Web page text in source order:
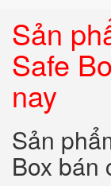
Sản
Safe
nay
Sản
Box bán